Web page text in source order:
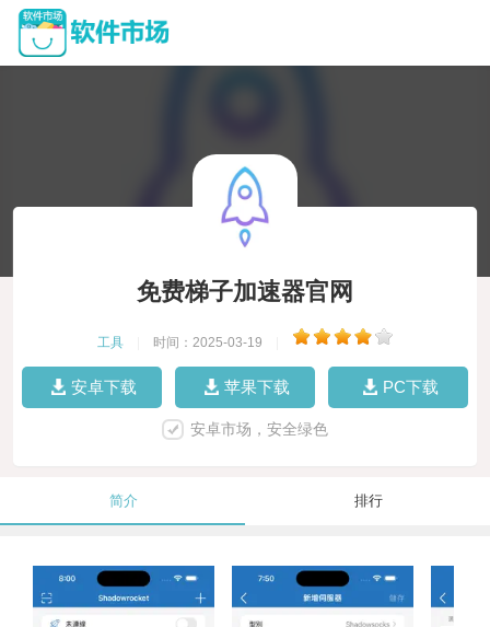
免费梯子加速器官网
工具 时间：2025-03-19
安卓下载 苹果下载 PC下载
安卓市场，安全绿色
简介 排行